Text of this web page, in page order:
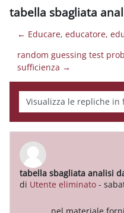
tabella sbagliata
← Educare, educatore,
random guessing test
sufficienza →
Modalità visualizzazione
tabella sbagliata analisi
di Utente eliminato -
Numero di risposte: 3